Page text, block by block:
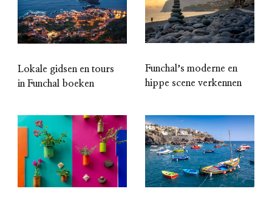
Lokale gidsen en tours
in Funchal boeken
Funchalʼs moderne en
hippe scene verkennen